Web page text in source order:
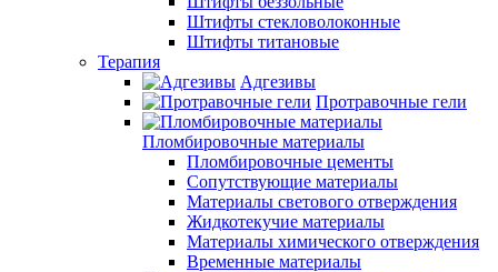
Штифты стекловолоконные
Штифты титановые
Терапия
Адгезивы
Протравочные гели
Пломбировочные материалы
Пломбировочные цементы
Сопутствующие материалы
Материалы светового отверждения
Жидкотекучие материалы
Материалы химического отверждения
Временные материалы